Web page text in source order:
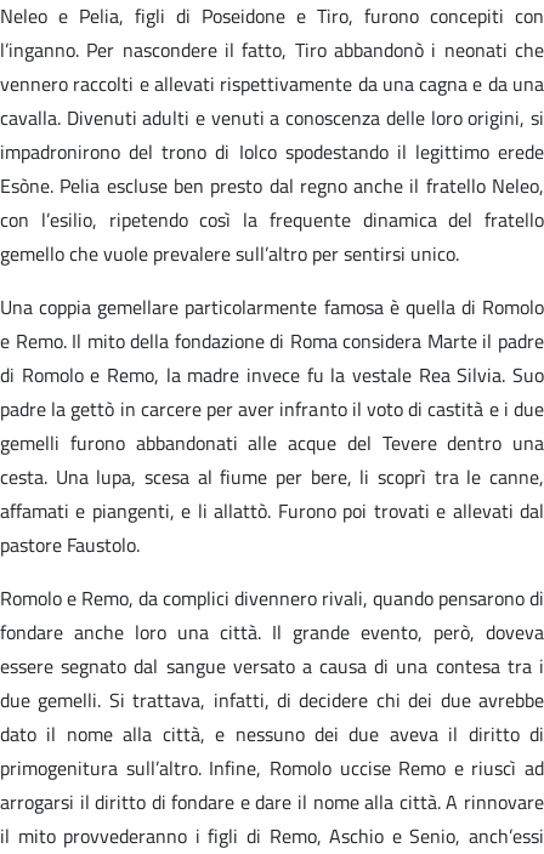
Neleo e Pelia, figli di Poseidone e Tiro, furono concepiti con
l’inganno. Per nascondere il fatto, Tiro abbandonò i neonati che
vennero raccolti e allevati rispettivamente da una cagna e da una
cavalla. Divenuti adulti e venuti a conoscenza delle loro origini, si
impadronirono del trono di Iolco spodestando il legittimo erede
Esòne. Pelia escluse ben presto dal regno anche il fratello Neleo,
con l’esilio, ripetendo così la frequente dinamica del fratello
gemello che vuole prevalere sull’altro per sentirsi unico.
Una coppia gemellare particolarmente famosa è quella di Romolo
e Remo. Il mito della fondazione di Roma considera Marte il padre
di Romolo e Remo, la madre invece fu la vestale Rea Silvia. Suo
padre la gettò in carcere per aver infranto il voto di castità e i due
gemelli furono abbandonati alle acque del Tevere dentro una
cesta. Una lupa, scesa al fiume per bere, li scoprì tra le canne,
affamati e piangenti, e li allattò. Furono poi trovati e allevati dal
pastore Faustolo.
Romolo e Remo, da complici divennero rivali, quando pensarono di
fondare anche loro una città. Il grande evento, però, doveva
essere segnato dal sangue versato a causa di una contesa tra i
due gemelli. Si trattava, infatti, di decidere chi dei due avrebbe
dato il nome alla città, e nessuno dei due aveva il diritto di
primogenitura sull’altro. Infine, Romolo uccise Remo e riuscì ad
arrogarsi il diritto di fondare e dare il nome alla città. A rinnovare
il mito provvederanno i figli di Remo, Aschio e Senio, anch’essi